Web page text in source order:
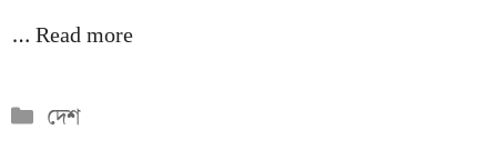
…Read more
Categories
দেশ